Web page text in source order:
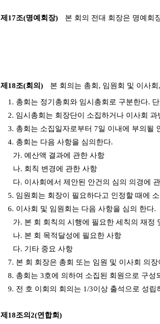
제17조(명예회장) 본 회의 전대 회장은 명예회
제18조(회의) 본 회의는 총회, 임원회 및 이사
1. 총회는 정기총회와 임시총회로 구분한다.
2. 임시총회는 회장단이 소집하거나 이사회
3. 총회는 소집일자로부터 7일 이내에 부의될
4. 총회는 다음 사항을 심의한다.
가. 예산액 결과에 관한 사항
나. 회칙 변경에 관한 사항
다. 이사회에서 제안된 안건의 심의 의경에
5. 임원회는 회장이 필요하다고 인정할 때에
6. 이사회 및 임원회는 다음 사항을 심의 한다.
가. 본 회 회칙의 시행에 필요한 세칙의 재정
나. 본 회 목적달성에 필요한 사항
다. 기타 중요 사항
7. 본 회 회장은 총회 또는 임원 및 이사회 의
8. 총회는 3호에 의하여 소집된 회원으로 구
9. 전 호 이회의 회의는 1/3이상 출석으로 성
제18조의2(연합회)